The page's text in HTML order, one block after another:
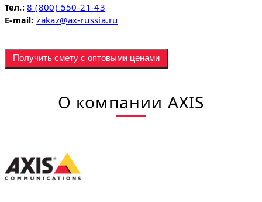
Тел.: 8 (800) 550-21-43
E-mail: zakaz@ax-russia.ru
Получить смету с оптовыми ценами
О компании AXIS